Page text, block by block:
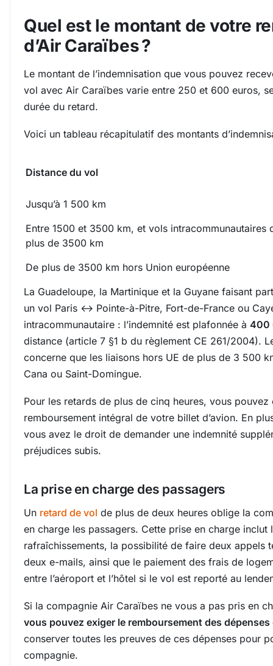
Quel est le montant de votre
d’Air Caraïbes ?
Le montant de l’indemnisation que vous pouvez
vol avec Air Caraïbes varie entre 250 et 600 euros,
durée du retard.
Voici un tableau récapitulatif des montants
Distance du vol
Jusqu’à 1 500 km
Entre 1500 et 3500 km, et vols intracommunautaires
plus de 3500 km
De plus de 3500 km hors Union européenne
La Guadeloupe, la Martinique et la Guyane faisant
un vol Paris ↔ Pointe-à-Pitre, Fort-de-France ou
intracommunautaire : l’indemnité est plafonnée à 400
distance (article 7 §1 b du règlement CE 261/2004).
concerne que les liaisons hors UE de plus de 3 500
Cana ou Saint-Domingue.
Pour les retards de plus de cinq heures, vous pouvez
remboursement intégral de votre billet d’avion. En
vous avez le droit de demander une indemnité
préjudices subis.
La prise en charge des passagers
Un retard de vol de plus de deux heures oblige la
en charge les passagers. Cette prise en charge inclut
rafraîchissements, la possibilité de faire deux appels
deux e-mails, ainsi que le paiement des frais de
entre l’aéroport et l’hôtel si le vol est reporté au
Si la compagnie Air Caraïbes ne vous a pas pris en
vous pouvez exiger le remboursement des dépenses
conserver toutes les preuves de ces dépenses pour
compagnie.